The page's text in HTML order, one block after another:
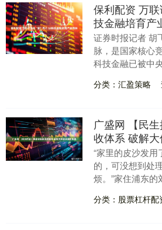
保利配资 万联
技金融培育产
证券时报记者 胡
脉，是国家核心
科技金融已被中
融“五篇大文章”
国资券商，万....
分类：汇盈策略
广盛网 【民
收体系 破解
“家里的皮沙发
的，可没想到处
烦。”家住浦东的
收公司不收这一
200元，想....
分类：股票杠杆配